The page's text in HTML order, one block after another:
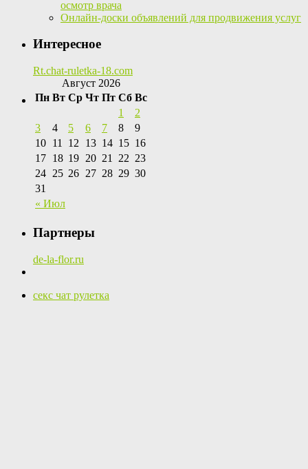
осмотр врача
Онлайн-доски объявлений для продвижения услуг
Интересное
Rt.chat-ruletka-18.com
Август 2026
Пн Вт Ср Чт Пт Сб Вс
« Июл
1
2
3
4 5 6 7 8
9
10 11 12 13 14 15 16
17 18 19 20 21 22 23
24 25 26 27 28 29 30
31
Партнеры
de-la-flor.ru
секс чат рулетка